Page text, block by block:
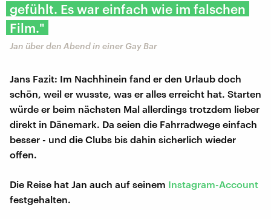
gefühlt. Es war einfach wie im falschen
Film."
Jan über den Abend in einer Gay Bar
Jans Fazit: Im Nachhinein fand er den Urlaub doch
schön, weil er wusste, was er alles erreicht hat. Starten
würde er beim nächsten Mal allerdings trotzdem lieber
direkt in Dänemark. Da seien die Fahrradwege einfach
besser - und die Clubs bis dahin sicherlich wieder
offen.
Die Reise hat Jan auch auf seinem Instagram-Account
festgehalten.